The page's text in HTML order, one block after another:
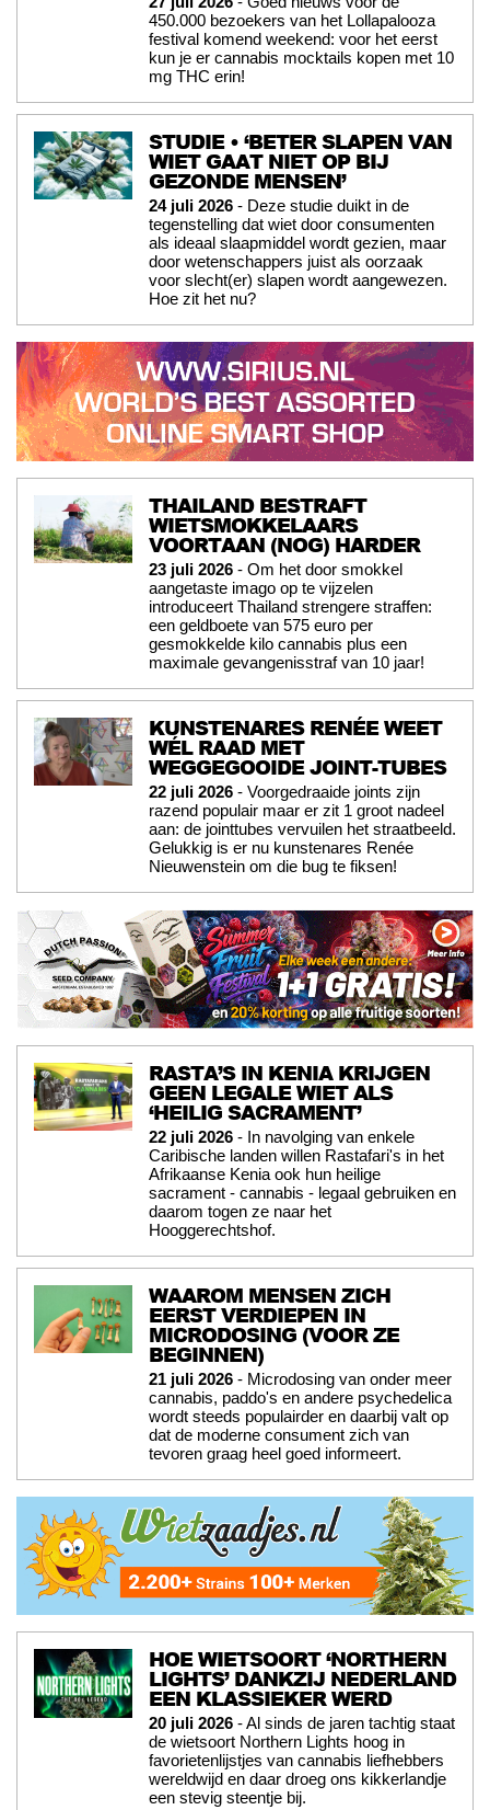
450.000 bezoekers van het Lollapalooza
festival komend weekend: voor het eerst
kun je er cannabis mocktails kopen met 10
mg THC erin!
STUDIE • ‘BETER SLAPEN VAN
WIET GAAT NIET OP BIJ
GEZONDE MENSEN’
24 juli 2026 - Deze studie duikt in de
tegenstelling dat wiet door consumenten
als ideaal slaapmiddel wordt gezien, maar
door wetenschappers juist als oorzaak
voor slecht(er) slapen wordt aangewezen.
Hoe zit het nu?
THAILAND BESTRAFT
WIETSMOKKELAARS
VOORTAAN (NOG) HARDER
23 juli 2026 - Om het door smokkel
aangetaste imago op te vijzelen
introduceert Thailand strengere straffen:
een geldboete van 575 euro per
gesmokkelde kilo cannabis plus een
maximale gevangenisstraf van 10 jaar!
KUNSTENARES RENÉE WEET
WÉL RAAD MET
WEGGEGOOIDE JOINT-TUBES
22 juli 2026 - Voorgedraaide joints zijn
razend populair maar er zit 1 groot nadeel
aan: de jointtubes vervuilen het straatbeeld.
Gelukkig is er nu kunstenares Renée
Nieuwenstein om die bug te fiksen!
RASTA’S IN KENIA KRIJGEN
GEEN LEGALE WIET ALS
‘HEILIG SACRAMENT’
22 juli 2026 - In navolging van enkele
Caribische landen willen Rastafari's in het
Afrikaanse Kenia ook hun heilige
sacrament - cannabis - legaal gebruiken en
daarom togen ze naar het
Hooggerechtshof.
WAAROM MENSEN ZICH
EERST VERDIEPEN IN
MICRODOSING (VOOR ZE
BEGINNEN)
21 juli 2026 - Microdosing van onder meer
cannabis, paddo's en andere psychedelica
wordt steeds populairder en daarbij valt op
dat de moderne consument zich van
tevoren graag heel goed informeert.
HOE WIETSOORT ‘NORTHERN
LIGHTS’ DANKZIJ NEDERLAND
EEN KLASSIEKER WERD
20 juli 2026 - Al sinds de jaren tachtig staat
de wietsoort Northern Lights hoog in
favorietenlijstjes van cannabis liefhebbers
wereldwijd en daar droeg ons kikkerlandje
een stevig steentje bij.